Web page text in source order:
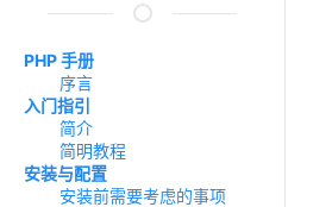
PHP 手册
序言
入门指引
简介
简明教程
安装与配置
安装前需要考虑的事项